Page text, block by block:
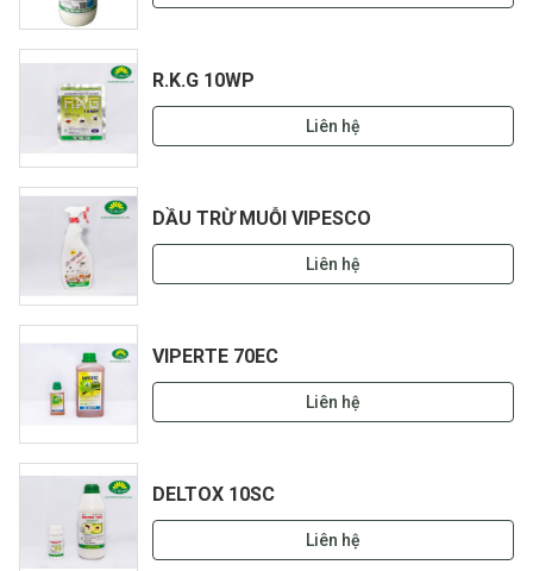
R.K.G 10WP
Liên hệ
DẦU TRỪ MUỖI VIPESCO
Liên hệ
VIPERTE 70EC
Liên hệ
DELTOX 10SC
Liên hệ